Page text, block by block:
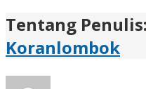
Tentang Penulis:
Koranlombok